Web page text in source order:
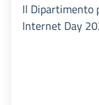
Il Dipartimento
Internet Day